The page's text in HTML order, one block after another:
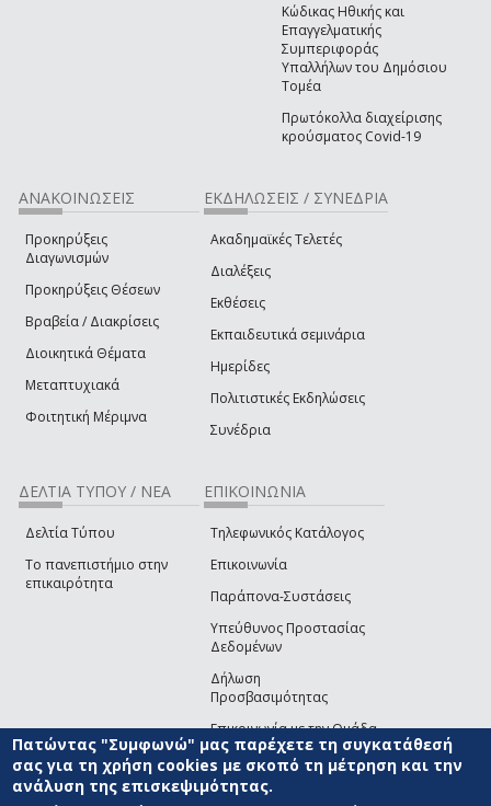
Κώδικας Ηθικής και
Επαγγελματικής
Συμπεριφοράς
Υπαλλήλων του Δημόσιου
Τομέα
Πρωτόκολλα διαχείρισης
κρούσματος Covid-19
ΑΝΑΚΟΙΝΩΣΕΙΣ
Προκηρύξεις
Διαγωνισμών
Προκηρύξεις Θέσεων
Βραβεία / Διακρίσεις
Διοικητικά Θέματα
Μεταπτυχιακά
Φοιτητική Μέριμνα
ΕΚΔΗΛΩΣΕΙΣ / ΣΥΝΕΔΡΙΑ
Ακαδημαϊκές Τελετές
Διαλέξεις
Εκθέσεις
Εκπαιδευτικά σεμινάρια
Ημερίδες
Πολιτιστικές Εκδηλώσεις
Συνέδρια
ΔΕΛΤΙΑ ΤΥΠΟΥ / ΝΕΑ
Δελτία Τύπου
Το πανεπιστήμιο στην
επικαιρότητα
ΕΠΙΚΟΙΝΩΝΙΑ
Τηλεφωνικός Κατάλογος
Επικοινωνία
Παράπονα-Συστάσεις
Υπεύθυνος Προστασίας
Δεδομένων
Δήλωση
Προσβασιμότητας
Επικοινωνία με την Ομάδα
Ανάπτυξης του site(link sends e-mail)
© ΠΑΝΕΠΙΣΤΗΜΙΟ ΑΙΓΑΙΟΥ ΟΡΟΙ ΧΡΗΣΗΣ
Πατώντας "Συμφωνώ" μας παρέχετε τη συγκατάθεσή
σας για τη χρήση cookies με σκοπό τη μέτρηση και την
ανάλυση της επισκεψιμότητας.